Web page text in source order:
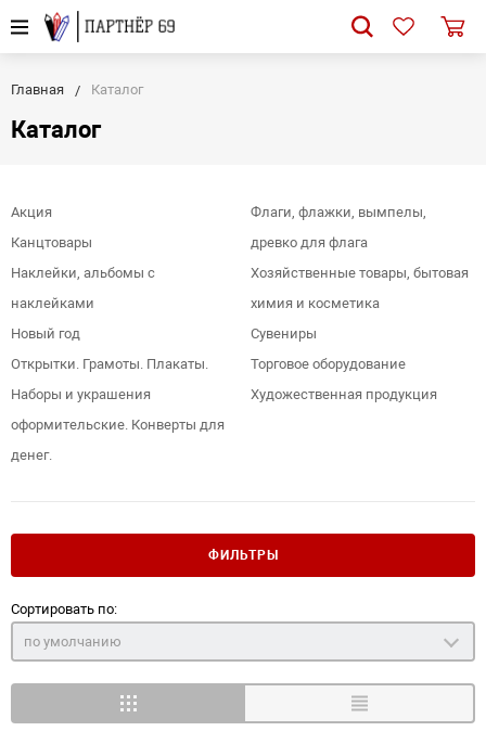
Главная Каталог
Каталог
Акция
Канцтовары
Наклейки, альбомы с
наклейками
Новый год
Открытки. Грамоты. Плакаты.
Наборы и украшения
оформительские. Конверты для
денег.
Флаги, флажки, вымпелы,
древко для флага
Хозяйственные товары, бытовая
химия и косметика
Сувениры
Торговое оборудование
Художественная продукция
ФИЛЬТРЫ
Сортировать по:
по умолчанию